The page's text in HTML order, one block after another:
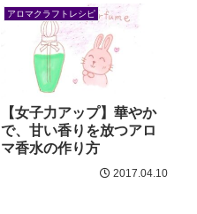
アロマクラフトレシピ
【女子力アップ】華やか
で、甘い香りを放つアロ
マ香水の作り方
2017.04.10